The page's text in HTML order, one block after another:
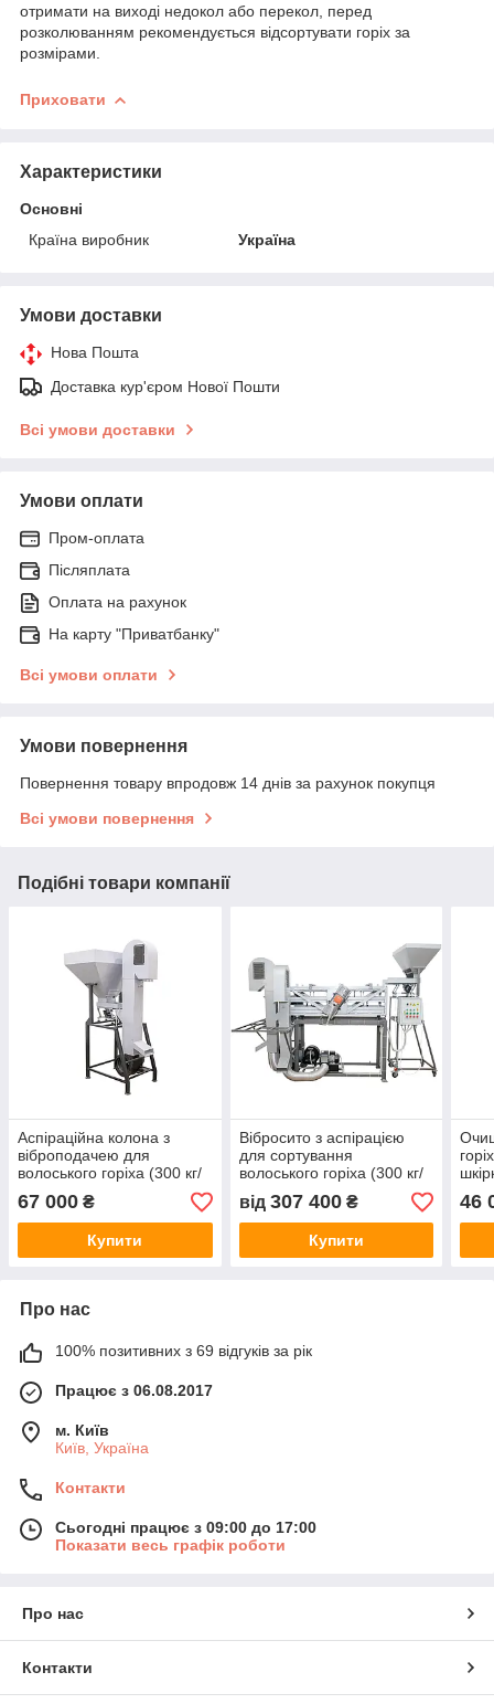
отримати на виході недокол або перекол, перед
розколюванням рекомендується відсортувати горіх за
розмірами.
Приховати
Характеристики
Основні
Країна виробник
Україна
Умови доставки
Нова Пошта
Доставка кур'єром Нової Пошти
Всі умови доставки
Умови оплати
Пром-оплата
Післяплата
Оплата на рахунок
На карту "Приватбанку"
Всі умови оплати
Умови повернення
Повернення товару впродовж 14 днів за рахунок покупця
Всі умови повернення
Подібні товари компанії
Аспіраційна колона з
віброподачею для
волоського горіха (300 кг/
год) 7trav
67 000 ₴
Купити
Вібросито з аспірацією
для сортування
волоського горіха (300 кг/
год) 7trav
від 307 400₴
Купити
46
Про нас
100% позитивних з 69 відгуків за рік
Працює з 06.08.2017
м. Київ
Київ, Україна
Контакти
Сьогодні працює з 09:00 до 17:00
Показати весь графік роботи
Про нас
Контакти